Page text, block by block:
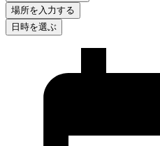
場所を入力する
日時を選ぶ